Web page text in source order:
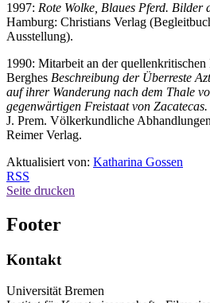
1997: Rote Wolke, Blaues Pferd. Bilder
Hamburg: Christians Verlag
Ausstellung).
1990: Mitarbeit an der
Berghes Beschreibung der Überreste
auf ihrer Wanderung nach dem Thale
gegenwärtigen Freistaat von Zacatecas.
J. Prem. Völkerkundliche
Reimer Verlag.
Aktualisiert von: Katharina Gossen
RSS
Seite drucken
Footer
Kontakt
Universität Bremen